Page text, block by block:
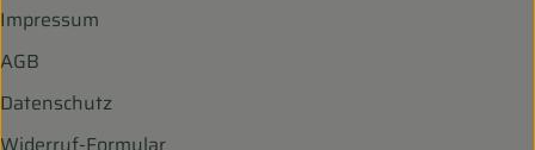
Impressum
AGB
Datenschutz